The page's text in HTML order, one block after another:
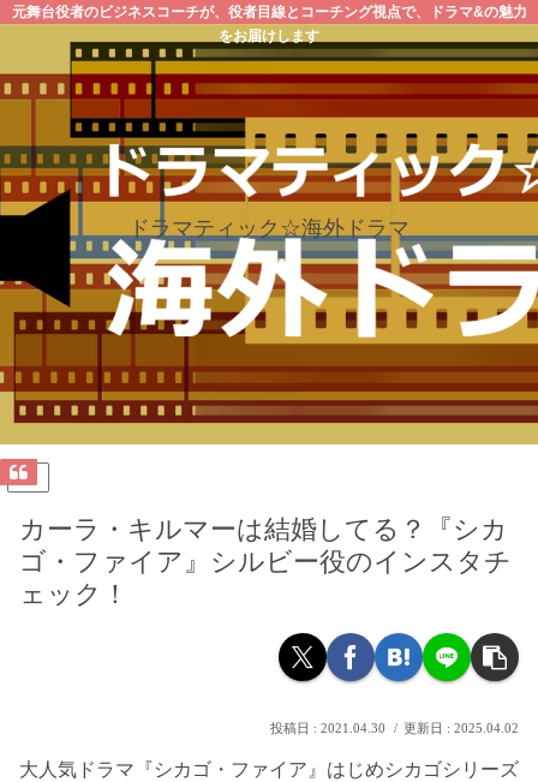
元舞台役者のビジネスコーチが、役者目線とコーチング視点で、ドラマ&の魅力
をお届けします
ドラマティック☆海外ドラマ
PR
カーラ・キルマーは結婚してる？『シカ
ゴ・ファイア』シルビー役のインスタチ
ェック！
2021.04.30 2025.04.02
大人気ドラマ『シカゴ・ファイア』はじめシカゴシリーズ